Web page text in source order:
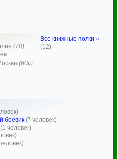
(70)
(60р)
боевик (7 человек)
(1 человек)
Все книжные полки »
(12)